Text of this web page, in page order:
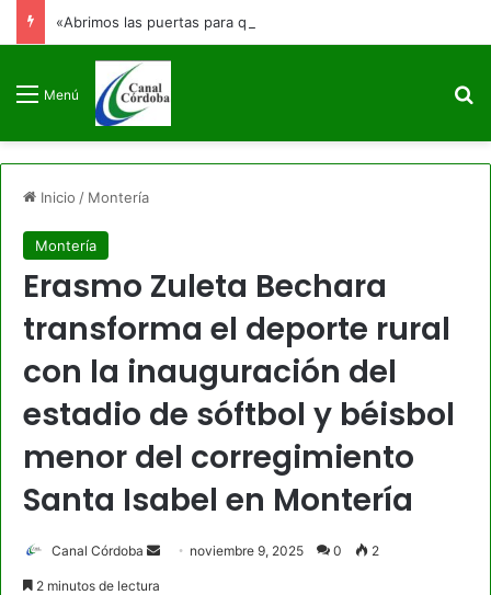
Menú
Inicio / Montería
Montería
Erasmo Zuleta Bechara
transforma el deporte rural
con la inauguración del
estadio de sóftbol y béisbol
menor del corregimiento
Santa Isabel en Montería
Canal Córdoba
Send noviembre 9, 2025 0 2
2 minutos de lectura